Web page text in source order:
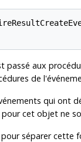
passé aux
de
qui ont
cet objet ne
pour séparer cette